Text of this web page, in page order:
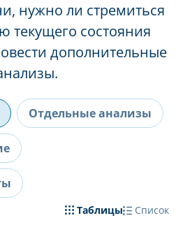
нужно ли стремиться
текущего состояния
дополнительные
Отдельные анализы
Таблицы Список